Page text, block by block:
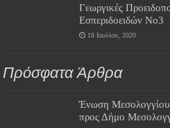
Γεωργικές
Εσπεριδοειδών Νο3
18 Ιουλίου, 2020
Πρόσφατα Άρθρα
Ένωση
προς Δήμο